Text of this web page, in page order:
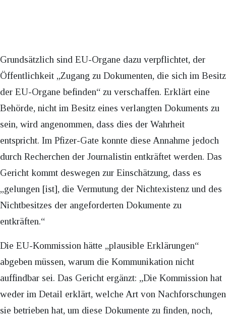
Grundsätzlich sind EU-Organe dazu verpflichtet, der
Öffentlichkeit „Zugang zu Dokumenten, die sich im Besitz
der EU-Organe befinden“ zu verschaffen. Erklärt eine
Behörde, nicht im Besitz eines verlangten Dokuments zu
sein, wird angenommen, dass dies der Wahrheit
entspricht. Im Pfizer-Gate konnte diese Annahme jedoch
durch Recherchen der Journalistin entkräftet werden. Das
Gericht kommt deswegen zur Einschätzung, dass es
„gelungen [ist], die Vermutung der Nichtexistenz und des
Nichtbesitzes der angeforderten Dokumente zu
entkräften.“
Die EU-Kommission hätte „plausible Erklärungen“
abgeben müssen, warum die Kommunikation nicht
auffindbar sei. Das Gericht ergänzt: „Die Kommission hat
weder im Detail erklärt, welche Art von Nachforschungen
sie betrieben hat, um diese Dokumente zu finden, noch,